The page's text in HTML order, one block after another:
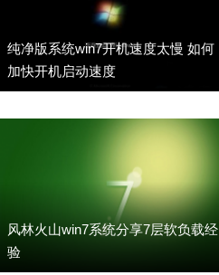
纯净版系统win7开机速度太慢 如何
加快开机启动速度
风林火山win7系统分享7层软负载经
验